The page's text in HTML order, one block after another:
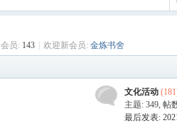
会员: 143 欢迎新会员: 金炼书舍
文化活动
主题: 349, 帖
最后发表: